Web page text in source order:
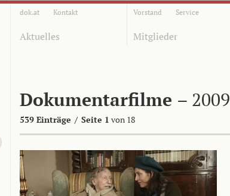
dok.at Kontakt Vorstand Service
Aktuelles Mitglieder
Dokumentarfilme – 2009
539 Einträge / Seite 1 von 18